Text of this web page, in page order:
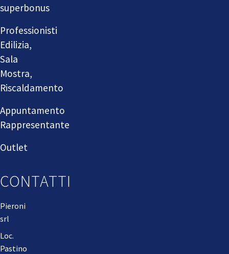
superbonus
Professionisti
Edilizia,
Sala
Mostra,
Riscaldamento
Appuntamento
Rappresentante
Outlet
CONTATTI
Pieroni
srl
Loc.
Pastino